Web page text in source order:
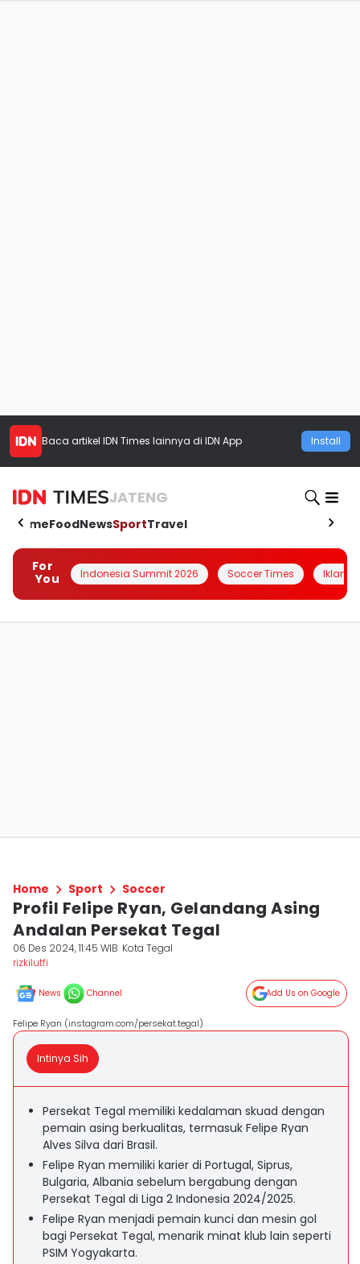
Baca artikel IDN Times lainnya di IDN App Install
JATENG
HomeFoodNewsSportTravel
For
You
Indonesia Summit 2026 Soccer Times Iklanin
Home Sport Soccer
Profil Felipe Ryan, Gelandang Asing
Andalan Persekat Tegal
06 Des 2024, 11:45 WIB Kota Tegal
rizkilutfi
News Channel Add Us on Google
Felipe Ryan (instagram.com/persekat.tegal)
Intinya Sih
Persekat Tegal memiliki kedalaman skuad dengan
pemain asing berkualitas, termasuk Felipe Ryan
Alves Silva dari Brasil.
Felipe Ryan memiliki karier di Portugal, Siprus,
Bulgaria, Albania sebelum bergabung dengan
Persekat Tegal di Liga 2 Indonesia 2024/2025.
Felipe Ryan menjadi pemain kunci dan mesin gol
bagi Persekat Tegal, menarik minat klub lain seperti
PSIM Yogyakarta.